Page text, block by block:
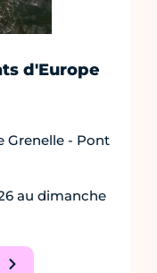
d'Europe
Grenelle - Pont
au dimanche